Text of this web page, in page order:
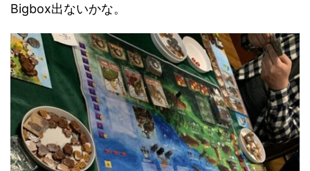
Bigbox出ないかな。